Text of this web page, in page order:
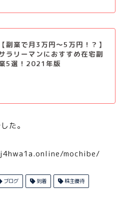
【副業で月3万円～5万円！？】
ラリーマンにおすすめ在宅副
5選！2021年版
た。
mochibe/
ブログ 到着 株主優待